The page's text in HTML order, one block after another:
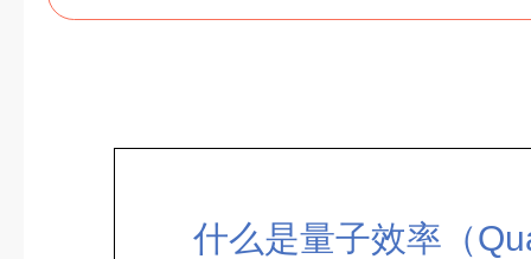
什么是量子效率（